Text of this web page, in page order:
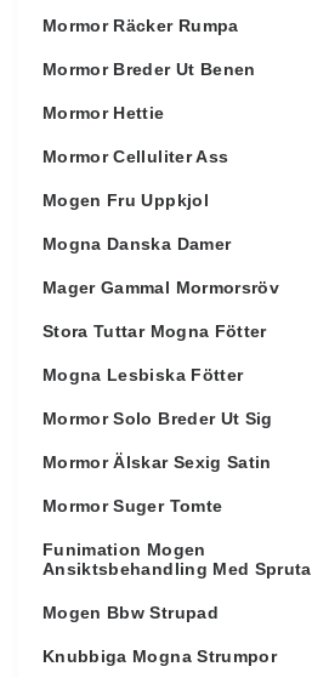
Mormor Räcker Rumpa
Mormor Breder Ut Benen
Mormor Hettie
Mormor Celluliter Ass
Mogen Fru Uppkjol
Mogna Danska Damer
Mager Gammal Mormorsröv
Stora Tuttar Mogna Fötter
Mogna Lesbiska Fötter
Mormor Solo Breder Ut Sig
Mormor Älskar Sexig Satin
Mormor Suger Tomte
Funimation Mogen
Ansiktsbehandling Med Spruta
Mogen Bbw Strupad
Knubbiga Mogna Strumpor